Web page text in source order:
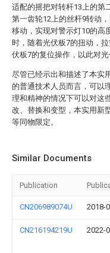
适配的摇把对转杆13上的第
第一齿轮12上的丝杆9转动
移动，实现对警示灯10的高
时，随着光伏板7的扭动，
伏板7的复位操作，以此对光
尽管已经示出和描述了本实
的普通技术人员而言，可以
理和精神的情况下可以对这
改、替换和变型，本实用新
等同物限定。
Similar Documents
Publication
CN206989074U 2018-
CN216194219U 2022-